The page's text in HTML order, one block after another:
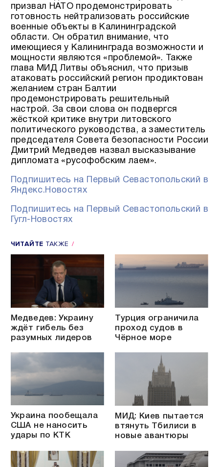
призвал НАТО продемонстрировать
готовность нейтрализовать российские
военные объекты в Калининградской
области. Он обратил внимание, что
имеющиеся у Калининграда возможности и
мощности являются «проблемой». Также
глава МИД Литвы объяснил, что призыв
атаковать российский регион продиктован
желанием стран Балтии
продемонстрировать решительный
настрой. За свои слова он подвергся
жёсткой критике внутри литовского
политического руководства, а заместитель
председателя Совета безопасности России
Дмитрий Медведев назвал высказывание
дипломата «русофобским лаем».
Подпишитесь на Первый Севастопольский в
Яндекс.Новостях
Подпишитесь на Первый Севастопольский в
Гугл-Новостях
ЧИТАЙТЕ ТАКЖЕ
Медведев: Украину
ждёт гибель без
разумных лидеров
Турция ограничила
проход судов в
Чёрное море
Украина пообещала
США не наносить
удары по КТК
МИД: Киев пытается
втянуть Тбилиси в
новые авантюры